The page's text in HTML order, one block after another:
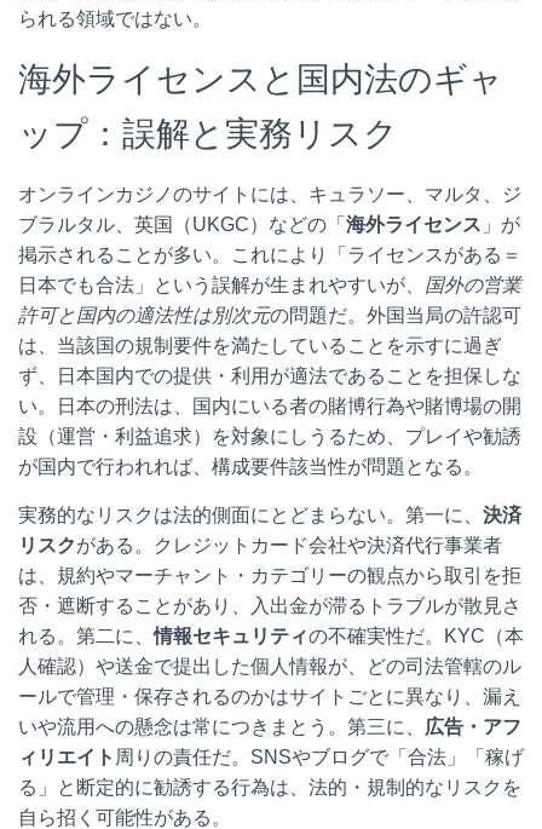
られる領域ではない。
海外ライセンスと国内法のギャ
ップ：誤解と実務リスク
オンラインカジノのサイトには、キュラソー、マルタ、ジ
ブラルタル、英国（UKGC）などの「 海外ライセンス 」が
掲示されることが多い。これにより「ライセンスがある＝
日本でも合法」という誤解が生まれやすいが、 国外の営業
許可と国内の適法性は別次元の問題だ。外国当局の許認可
は、当該国の規制要件を満たしていることを示すに過ぎ
ず、日本国内での提供・利用が適法であることを担保しな
い。日本の刑法は、国内にいる者の賭博行為や賭博場の開
設（運営・利益追求）を対象にしうるため、プレイや勧誘
が国内で行われれば、構成要件該当性が問題となる。
実務的なリスクは法的側面にとどまらない。第一に、 決済
リスクがある。クレジットカード会社や決済代行事業者
は、規約やマーチャント・カテゴリーの観点から取引を拒
否・遮断することがあり、入出金が滞るトラブルが散見さ
れる。第二に、情報セキュリティの不確実性だ。KYC（本
人確認）や送金で提出した個人情報が、どの司法管轄のル
ールで管理・保存されるのかはサイトごとに異なり、漏え
いや流用への懸念は常につきまとう。第三に、 広告・アフ
ィリエイト 周りの責任だ。SNSやブログで「合法」「稼げ
る」と断定的に勧誘する行為は、法的・規制的なリスクを
自ら招く可能性がある。